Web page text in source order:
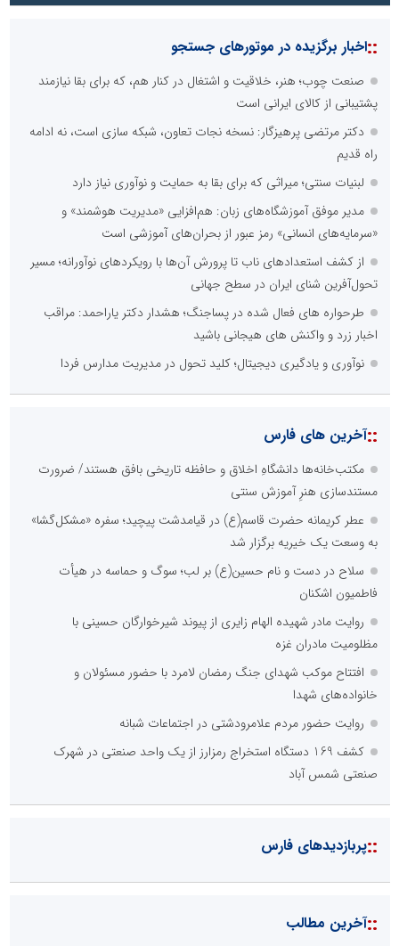
::اخبار برگزیده در موتورهای جستجو
صنعت چوب؛ هنر، خلاقیت و اشتغال در کنار هم، که برای بقا نیازمند
پشتیبانی از کالای ایرانی است
دکتر مرتضی پرهیزگار: نسخه نجات تعاون، شبکه سازی است، نه ادامه
راه قدیم
لبنیات سنتی؛ میراثی که برای بقا به حمایت و نوآوری نیاز دارد
مدیر موفق آموزشگاه‌های زبان: هم‌افزایی «مدیریت هوشمند» و
«سرمایه‌های انسانی» رمز عبور از بحران‌های آموزشی است
از کشف استعدادهای ناب تا پرورش آن‌ها با رویکردهای نوآورانه؛ مسیر
تحول‌آفرین شنای ایران در سطح جهانی
طرحواره های فعال شده در پساجنگ؛ هشدار دکتر یاراحمد: مراقب
اخبار زرد و واکنش های هیجانی باشید
نوآوری و یادگیری دیجیتال؛ کلید تحول در مدیریت مدارس فردا
::آخرین های فارس
مکتب‌خانه‌ها دانشگاهِ اخلاق و حافظه تاریخی بافق هستند/ ضرورت
مستندسازی هنرِ آموزش سنتی
عطر کریمانه حضرت قاسم(ع) در قیامدشت پیچید؛ سفره «مشکل‌گشا»
به وسعت یک خیریه برگزار شد
سلاح در دست و نام حسین(ع) بر لب؛ سوگ و حماسه در هیأت
فاطمیون اشکنان
روایت مادر شهیده الهام زایری از پیوند شیرخوارگان حسینی با
مظلومیت مادران غزه
افتتاح موکب شهدای جنگ رمضان لامرد با حضور مسئولان و
خانواده‌های شهدا
روایت حضور مردم علامرودشتی در اجتماعات شبانه
کشف 169 دستگاه استخراج رمزارز از یک واحد صنعتی در شهرک
صنعتی شمس آباد
::پربازدیدهای فارس
::آخرین مطالب